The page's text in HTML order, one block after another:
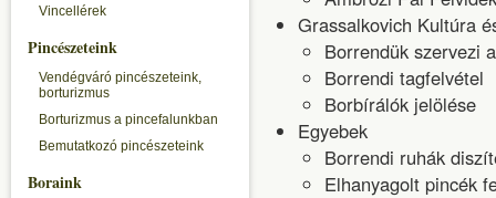
Vincellérek
Pincészeteink
Vendégváró pincészeteink,
borturizmus
Borturizmus a pincefalunkban
Bemutatkozó pincészeteink
Boraink
Grassalkovich Kultúra
Borrendük szervezi
Borrendi tagfelvétel
Borbírálók jelölése
Egyebek
Borrendi ruhák
Elhanyagolt pincék